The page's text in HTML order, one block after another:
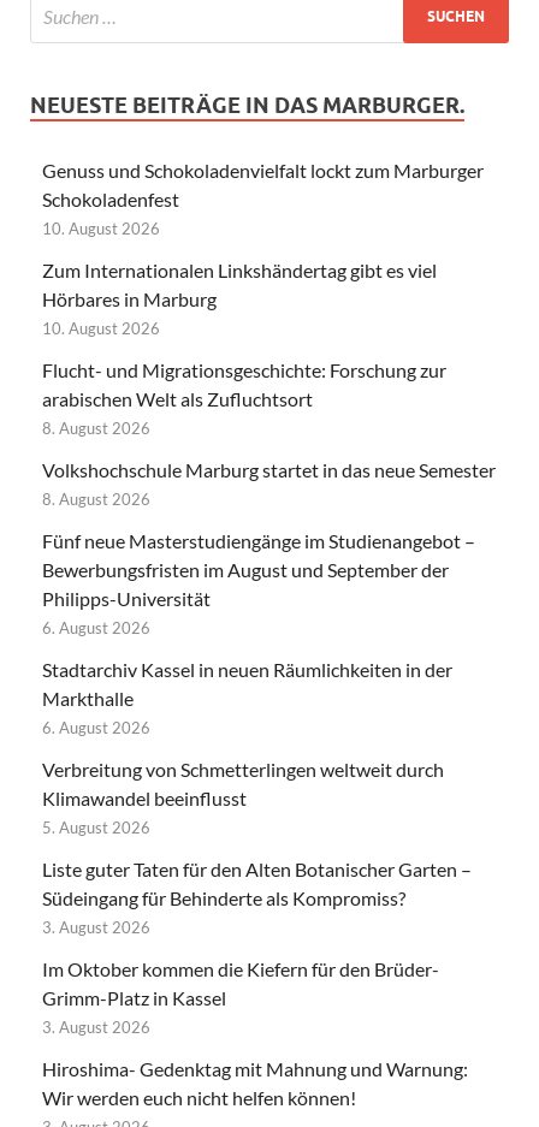
NEUESTE BEITRÄGE IN DAS MARBURGER.
Genuss und Schokoladenvielfalt lockt zum Marburger
Schokoladenfest
10. August 2026
Zum Internationalen Linkshändertag gibt es viel
Hörbares in Marburg
10. August 2026
Flucht- und Migrationsgeschichte: Forschung zur
arabischen Welt als Zufluchtsort
8. August 2026
Volkshochschule Marburg startet in das neue Semester
8. August 2026
Fünf neue Masterstudiengänge im Studienangebot –
Bewerbungsfristen im August und September der
Philipps-Universität
6. August 2026
Stadtarchiv Kassel in neuen Räumlichkeiten in der
Markthalle
6. August 2026
Verbreitung von Schmetterlingen weltweit durch
Klimawandel beeinflusst
5. August 2026
Liste guter Taten für den Alten Botanischer Garten –
Südeingang für Behinderte als Kompromiss?
3. August 2026
Im Oktober kommen die Kiefern für den Brüder-
Grimm-Platz in Kassel
3. August 2026
Hiroshima- Gedenktag mit Mahnung und Warnung:
Wir werden euch nicht helfen können!